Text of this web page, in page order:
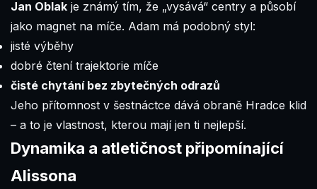
Jan Oblak je známý tím, že „vysává“ centry a působí
jako magnet na míče. Adam má podobný styl:
jisté výběhy
dobré čtení trajektorie míče
čisté chytání bez zbytečných odrazů
Jeho přítomnost v šestnáctce dává obraně Hradce klid
– a to je vlastnost, kterou mají jen ti nejlepší.
Dynamika a atletičnost připomínající
Alissona